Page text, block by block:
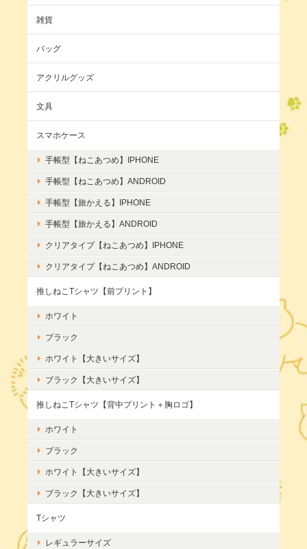
雑貨
バッグ
アクリルグッズ
文具
スマホケース
手帳型【ねこあつめ】IPHONE
手帳型【ねこあつめ】ANDROID
手帳型【旅かえる】IPHONE
手帳型【旅かえる】ANDROID
クリアタイプ【ねこあつめ】IPHONE
クリアタイプ【ねこあつめ】ANDROID
推しねこTシャツ【前プリント】
ホワイト
ブラック
ホワイト【大きいサイズ】
ブラック【大きいサイズ】
推しねこTシャツ【背中プリント＋胸ロゴ】
ホワイト
ブラック
ホワイト【大きいサイズ】
ブラック【大きいサイズ】
Tシャツ
レギュラーサイズ